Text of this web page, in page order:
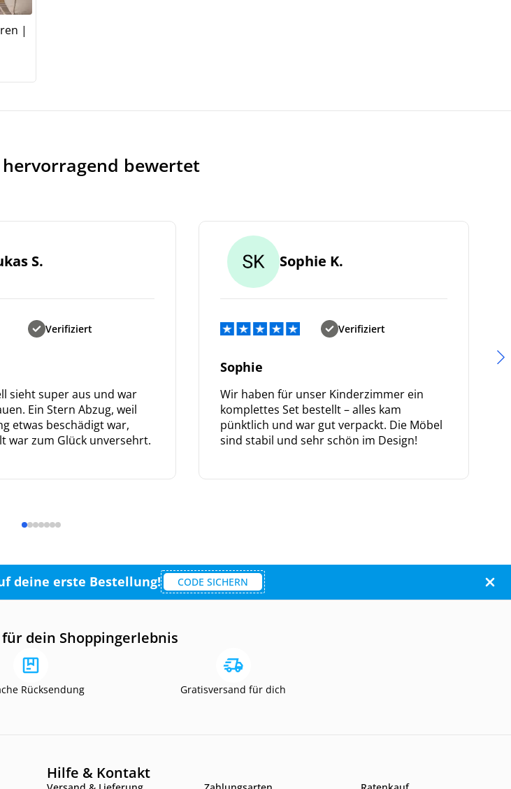
|
bewertet
S.
Verifiziert
sieht super aus und war
Ein Stern Abzug, weil
etwas beschädigt war,
war zum Glück unversehrt.
Sophie K.
Verifiziert
Sophie
Wir haben für unser Kinderzimmer ein
komplettes Set bestellt – alles kam
pünktlich und war gut verpackt. Die Möbel
sind stabil und sehr schön im Design!
deine erste Bestellung! CODE SICHERN
dein Shoppingerlebnis
Rücksendung Gratisversand für dich
Hilfe & Kontakt
über Neuigkeiten und Angebote.
wir Ihre Daten für Marketingkommunikation